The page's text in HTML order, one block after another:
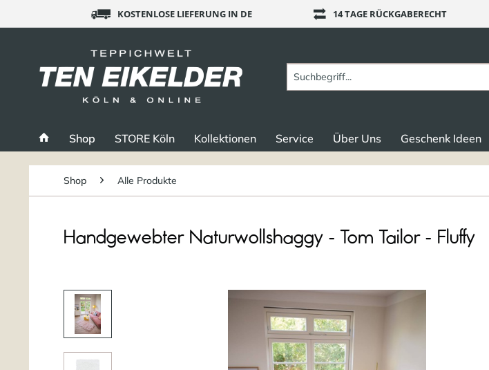
KOSTENLOSE LIEFERUNG IN DE 14 TAGE RÜCKGABERECHT
Shop STORE Köln Kollektionen Service Über Uns Geschenk Ideen
Shop Alle Produkte
Handgewebter Naturwollshaggy - Tom Tailor - Fluffy